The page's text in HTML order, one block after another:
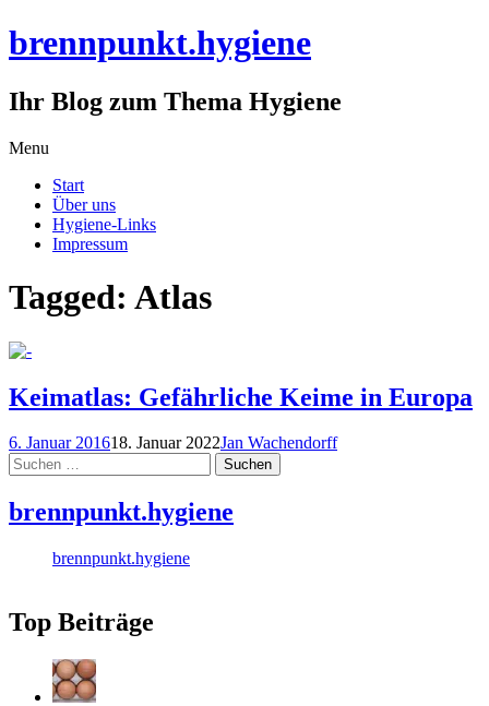
brennpunkt.hygiene
Ihr Blog zum Thema Hygiene
Menu
content
Start
Über uns
Hygiene-Links
Impressum
Tagged: Atlas
Keimatlas: Gefährliche Keime in Europa
6. Januar 201618. Januar 2022Jan Wachendorff
Suchen
nach:
brennpunkt.hygiene
brennpunkt.hygiene
Top Beiträge